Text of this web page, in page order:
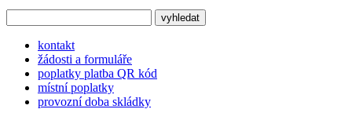
kontakt
žádosti a formuláře
poplatky platba QR kód
místní poplatky
provozní doba skládky